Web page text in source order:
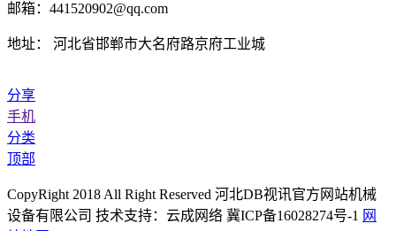
邮箱：441520902@qq.com
地址： 河北省邯郸市大名府路京府工业城
分享
手机
分类
顶部
CopyRight 2018 All Right Reserved 河北DB视讯官方网站机械
设备有限公司 技术支持：云成网络 冀ICP备16028274号-1 网